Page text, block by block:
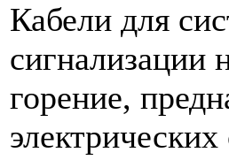
Кабели для
сигнализации
горение,